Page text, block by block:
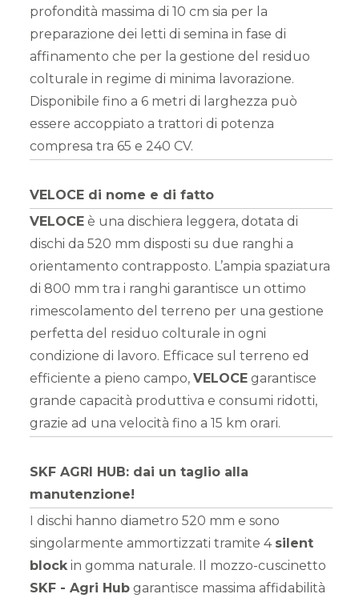
profondità massima di 10 cm sia per la
preparazione dei letti di semina in fase di
affinamento che per la gestione del residuo
colturale in regime di minima lavorazione.
Disponibile fino a 6 metri di larghezza può
essere accoppiato a trattori di potenza
compresa tra 65 e 240 CV.
VELOCE di nome e di fatto
VELOCE è una dischiera leggera, dotata di
dischi da 520 mm disposti su due ranghi a
orientamento contrapposto. L’ampia spaziatura
di 800 mm tra i ranghi garantisce un ottimo
rimescolamento del terreno per una gestione
perfetta del residuo colturale in ogni
condizione di lavoro. Efficace sul terreno ed
efficiente a pieno campo, VELOCE garantisce
grande capacità produttiva e consumi ridotti,
grazie ad una velocità fino a 15 km orari.
SKF AGRI HUB: dai un taglio alla
manutenzione!
I dischi hanno diametro 520 mm e sono
singolarmente ammortizzati tramite 4 silent
blockin gomma naturale. Il mozzo-cuscinetto
SKF - Agri Hub garantisce massima affidabilità
PROTEZIONE
DELLE
CULTURE